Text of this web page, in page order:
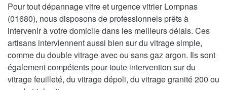
Pour tout dépannage vitre et urgence vitrier Lompnas
(01680), nous disposons de professionnels prêts à
intervenir à votre domicile dans les meilleurs délais. Ces
artisans interviennent aussi bien sur du vitrage simple,
comme du double vitrage avec ou sans gaz argon. Ils sont
également compétents pour toute intervention sur du
vitrage feuilleté, du vitrage dépoli, du vitrage granité 200 ou